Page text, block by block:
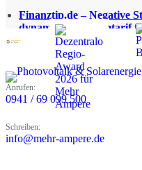
Finanztip.de – Negative
dynamischer Stromtarif
4.9 Sterne
Anrufen:
0941 / 69 099 500
Schreiben:
info@mehr-ampere.de